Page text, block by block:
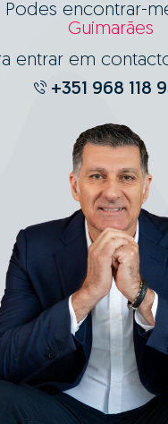
Podes encontrar-
Guimarães
entrar em
+351 968 118